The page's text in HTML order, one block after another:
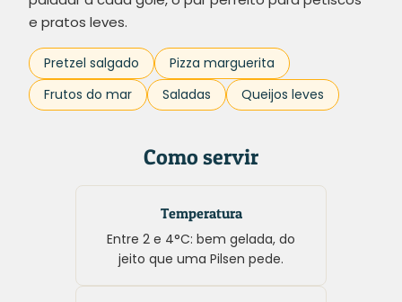
e pratos leves.
Pretzel salgado
Pizza marguerita
Frutos do mar
Saladas Queijos leves
Como servir
Temperatura
Entre 2 e 4°C: bem gelada, do
jeito que uma Pilsen pede.